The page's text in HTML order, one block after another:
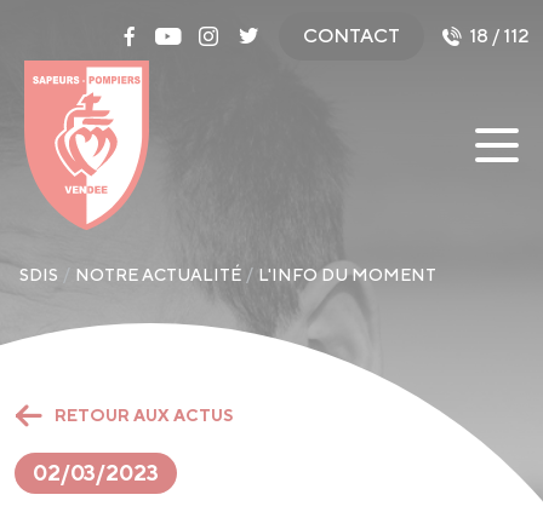
CONTACT 18 / 112
SDIS NOTRE ACTUALITÉ L'INFO DU MOMENT
RETOUR AUX ACTUS
02/03/2023